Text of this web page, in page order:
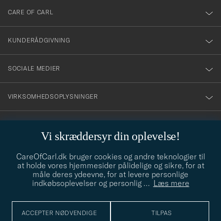
Vi skræddersyr din oplevelse!
CareOfCarl.dk bruger cookies og andre teknologier til
at holde vores hjemmesider pålidelige og sikre, for at
måle deres ydeevne, for at levere personlige
indkøbsoplevelser og personlig … Læs mere
ACCEPTER NØDVENDIGE TILPAS
till
vårt
nyhetsbrev!
CARE OF CARL
KUNDERÅDGIVNING
SOCIALE MEDIER
VIRKSOMHEDSOPLYSNINGER
info@careofcarl.dk
Behøver du hjælp til at finde din stil? Lad os hjælpe dig, vi hjælper
gerne til!
STILRÅD